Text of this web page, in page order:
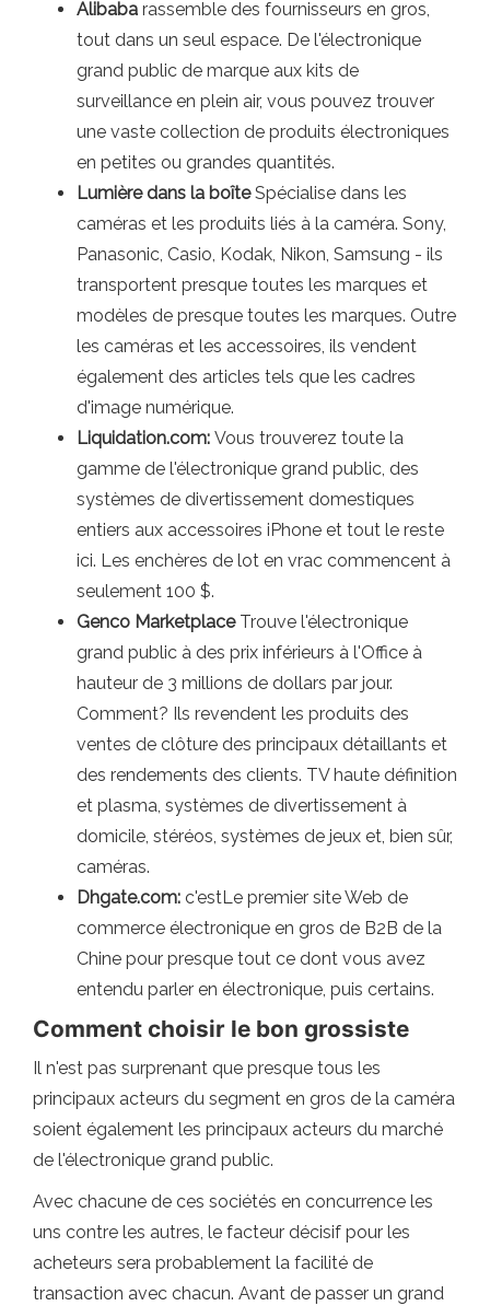
Alibaba rassemble des fournisseurs en gros,
tout dans un seul espace. De l'électronique
grand public de marque aux kits de
surveillance en plein air, vous pouvez trouver
une vaste collection de produits électroniques
en petites ou grandes quantités.
Lumière dans la boîteSpécialise dans les
caméras et les produits liés à la caméra. Sony,
Panasonic, Casio, Kodak, Nikon, Samsung - ils
transportent presque toutes les marques et
modèles de presque toutes les marques. Outre
les caméras et les accessoires, ils vendent
également des articles tels que les cadres
d'image numérique.
Liquidation.com: Vous trouverez toute la
gamme de l'électronique grand public, des
systèmes de divertissement domestiques
entiers aux accessoires iPhone et tout le reste
ici. Les enchères de lot en vrac commencent à
seulement 100 $.
Genco Marketplace Trouve l'électronique
grand public à des prix inférieurs à l'Office à
hauteur de 3 millions de dollars par jour.
Comment? Ils revendent les produits des
ventes de clôture des principaux détaillants et
des rendements des clients. TV haute définition
et plasma, systèmes de divertissement à
domicile, stéréos, systèmes de jeux et, bien sûr,
caméras.
Dhgate.com: c'estLe premier site Web de
commerce électronique en gros de B2B de la
Chine pour presque tout ce dont vous avez
entendu parler en électronique, puis certains.
Comment choisir le bon grossiste
Il n'est pas surprenant que presque tous les
principaux acteurs du segment en gros de la caméra
soient également les principaux acteurs du marché
de l'électronique grand public.
Avec chacune de ces sociétés en concurrence les
uns contre les autres, le facteur décisif pour les
acheteurs sera probablement la facilité de
transaction avec chacun. Avant de passer un grand